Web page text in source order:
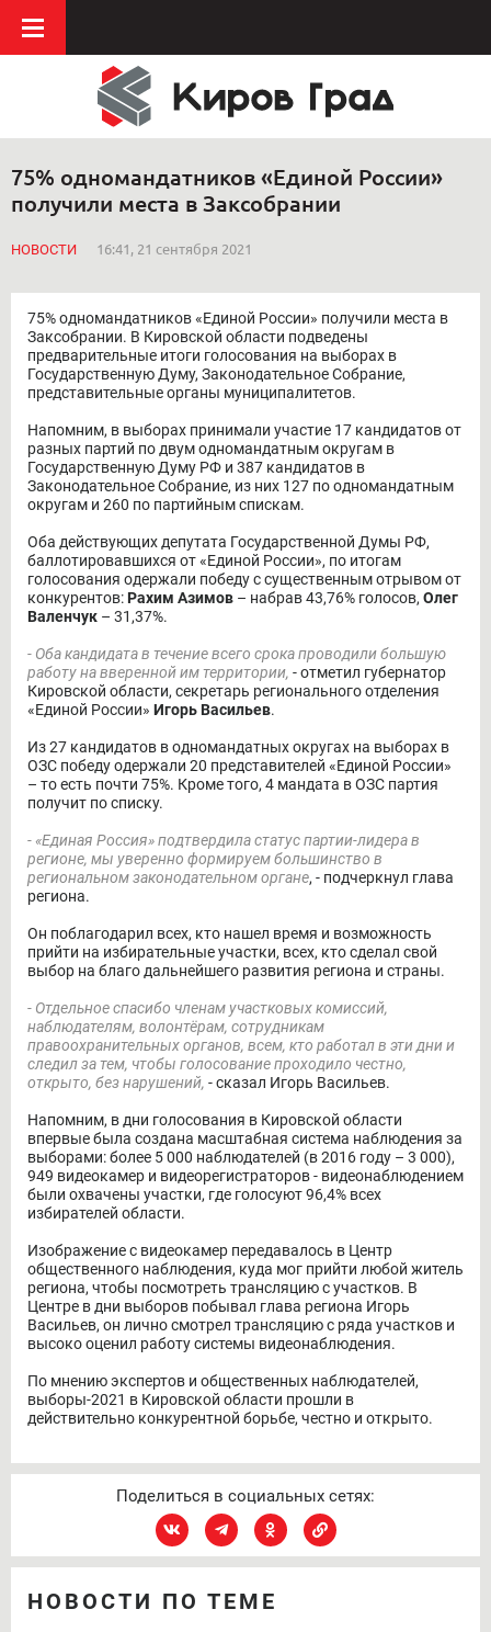
75% одномандатников «Единой России»
получили места в Заксобрании
НОВОСТИ 16:41, 21 сентября 2021
75% одномандатников «Единой России» получили места в
Заксобрании. В Кировской области подведены
предварительные итоги голосования на выборах в
Государственную Думу, Законодательное Собрание,
представительные органы муниципалитетов.
Напомним, в выборах принимали участие 17 кандидатов от
разных партий по двум одномандатным округам в
Государственную Думу РФ и 387 кандидатов в
Законодательное Собрание, из них 127 по одномандатным
округам и 260 по партийным спискам.
Оба действующих депутата Государственной Думы РФ,
баллотировавшихся от «Единой России», по итогам
голосования одержали победу с существенным отрывом от
конкурентов:Рахим Азимов – набрав 43,76% голосов, Олег
Валенчук – 31,37%.
- Оба кандидата в течение всего срока проводили большую
работу на вверенной им территории, - отметил губернатор
Кировской области, секретарь регионального отделения
«Единой России» Игорь Васильев.
Из 27 кандидатов в одномандатных округах на выборах в
ОЗС победу одержали 20 представителей «Единой России»
– то есть почти 75%. Кроме того, 4 мандата в ОЗС партия
получит по списку.
- «Единая Россия» подтвердила статус партии-лидера в
регионе, мы уверенно формируем большинство в
региональном законодательном органе, - подчеркнул глава
региона.
Он поблагодарил всех, кто нашел время и возможность
прийти на избирательные участки, всех, кто сделал свой
выбор на благо дальнейшего развития региона и страны.
- Отдельное спасибо членам участковых комиссий,
наблюдателям, волонтёрам, сотрудникам
правоохранительных органов, всем, кто работал в эти дни и
следил за тем, чтобы голосование проходило честно,
открыто, без нарушений, - сказал Игорь Васильев.
Напомним, в дни голосования в Кировской области
впервые была создана масштабная система наблюдения за
выборами: более 5 000 наблюдателей (в 2016 году – 3 000),
949 видеокамер и видеорегистраторов - видеонаблюдением
были охвачены участки, где голосуют 96,4% всех
избирателей области.
Изображение с видеокамер передавалось в Центр
общественного наблюдения, куда мог прийти любой житель
региона, чтобы посмотреть трансляцию с участков. В
Центре в дни выборов побывал глава региона Игорь
Васильев, он лично смотрел трансляцию с ряда участков и
высоко оценил работу системы видеонаблюдения.
По мнению экспертов и общественных наблюдателей,
выборы-2021 в Кировской области прошли в
действительно конкурентной борьбе, честно и открыто.
Поделиться в социальных сетях:
НОВОСТИ ПО ТЕМЕ